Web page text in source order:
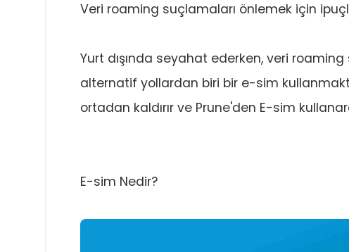
Veri roaming suçlamaları önlemek için
Yurt dışında seyahat ederken, veri
alternatif yollardan biri bir e-sim
ortadan kaldırır ve Prune'den E-sim
E-sim Nedir?